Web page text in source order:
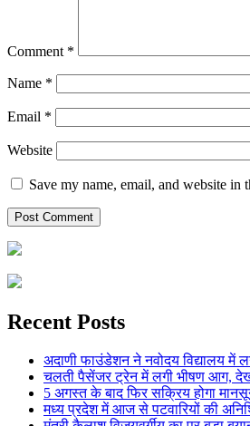
Comment *
Name *
Email *
Website
Save my name, email, and website
Recent Posts
अदाणी फाउंडेशन ने नवोदय विद्यालय में
चलती पैसेंजर ट्रेन में लगी भीषण आग,
5 अगस्त के बाद फिर सक्रिय होगा
मध्य प्रदेश में आज से पटवारियों की